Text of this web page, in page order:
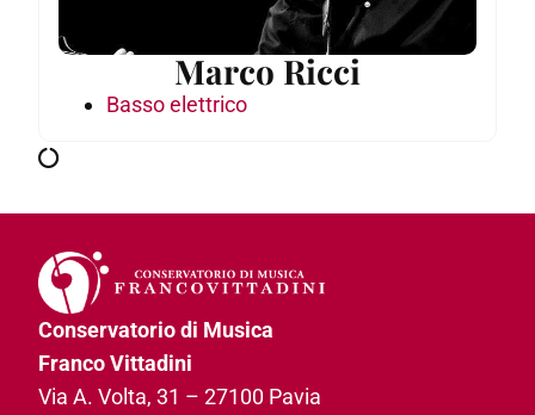
Marco Ricci
Basso elettrico
Conservatorio di Musica
Franco Vittadini
Via A. Volta, 31­ – 27100 Pavia